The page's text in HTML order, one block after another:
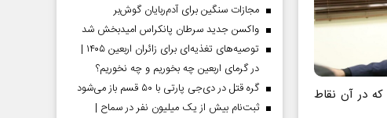
در آن نقاط
مجازات سنگین برای آدم‌ربایان گوش‌بر
واکسن جدید سرطان پانکراس امیدبخش شد
توصیه‌های تغذیه‌ای برای زائران اربعین ۱۴۰۵ |
در گرمای اربعین چه بخوریم و چه نخوریم؟
گره قتل در دی‌جی پارتی با ۵۰ قسم باز می‌شود
ثبت‌نام بیش از یک میلیون نفر در سماح |